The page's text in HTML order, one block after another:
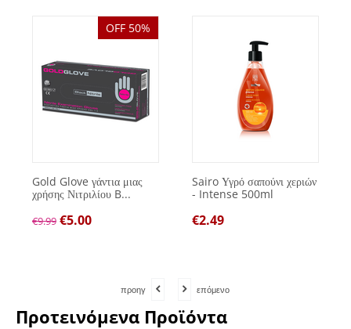
OFF 50%
Gold Glove γάντια μιας
χρήσης Νιτριλίου B...
€9.99 €5.00
Sairo Υγρό σαπούνι χεριών
- Intense 500ml
€2.49
προηγ επόμενο
Προτεινόμενα Προϊόντα